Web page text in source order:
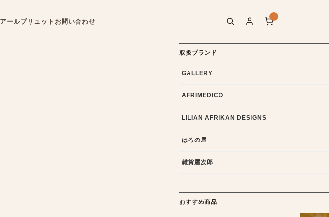
アールブリュット お問い合わせ
取扱ブランド
GALLERY
AFRIMEDICO
LILIAN AFRIKAN DESIGNS
はろの屋
雑貨屋次郎
おすすめ商品